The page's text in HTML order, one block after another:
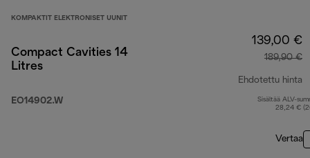
KOMPAKTIT ELEKTRONISET UUNIT
Compact Cavities 14
Litres
EO14902.W
139,00 €
189,90 €
Ehdotettu hinta
Sisältää ALV-
28,24 €
Vertaa